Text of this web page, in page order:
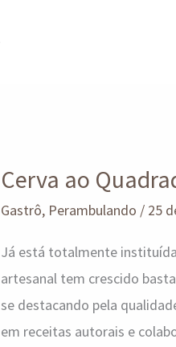
Cerva ao
Gastrô, Perambulando / 25
Já está totalmente instituída
artesanal tem crescido
se destacando pela
em receitas autorais e
ao
Quadrado